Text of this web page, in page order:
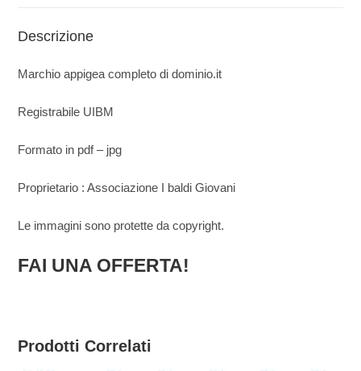
Descrizione
Marchio appigea completo di dominio.it
Registrabile UIBM
Formato in pdf – jpg
Proprietario : Associazione I baldi Giovani
Le immagini sono protette da copyright.
FAI UNA OFFERTA!
Prodotti Correlati